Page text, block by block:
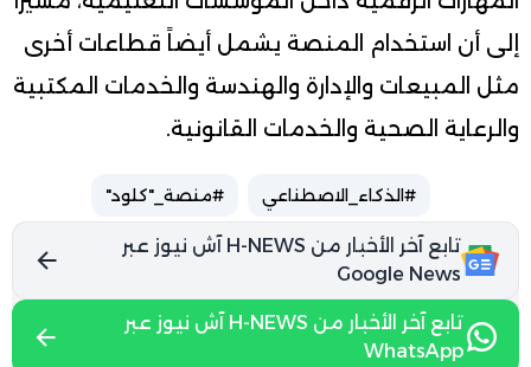
إلى أن استخدام المنصة يشمل أيضاً قطاعات أخرى
مثل المبيعات والإدارة والهندسة والخدمات المكتبية
والرعاية الصحية والخدمات القانونية.
#الذكاء_الاصطناعي #منصة_"كلود"
تابع آخر الأخبار من H-NEWS آش نيوز عبر
Google News
تابع آخر الأخبار من H-NEWS آش نيوز عبر
WhatsApp